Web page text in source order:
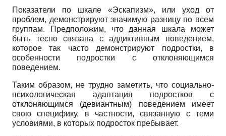
Показатели по шкале «Эскапизм», или уход от
проблем, демонстрируют значимую разницу по всем
группам. Предположим, что данная шкала может
быть тесно связана с аддиктивным поведением,
которое так часто демонстрируют подростки, в
особенности подростки с отклоняющимся
поведением.
Таким образом, не трудно заметить, что социально-
психологическая адаптация подростков с
отклоняющимся (девиантным) поведением имеет
свою специфику, в частности, связанную с теми
условиями, в которых подросток пребывает.